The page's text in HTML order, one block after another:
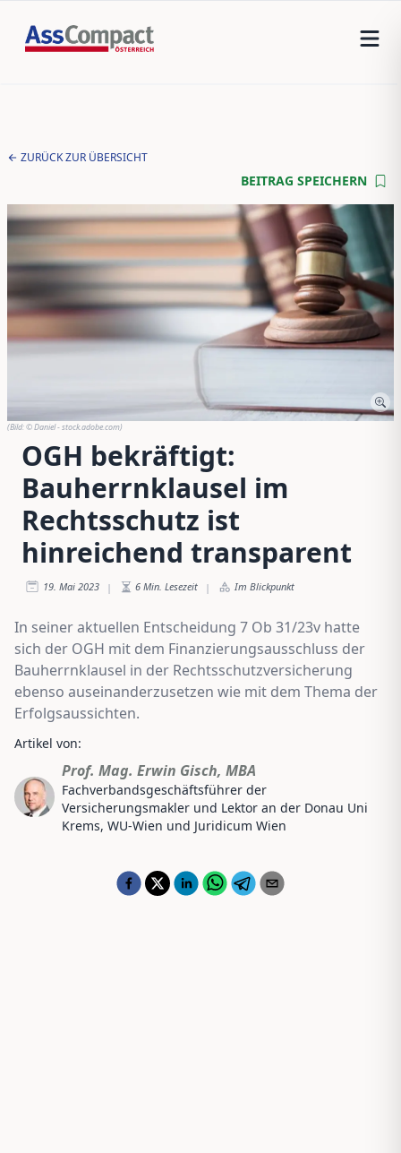
ZURÜCK ZUR ÜBERSICHT
BEITRAG SPEICHERN
(Bild:© Daniel - stock.adobe.com)
OGH bekräftigt:
Bauherrnklausel im
Rechtsschutz ist
hinreichend transparent
19. Mai 2023 | 6 Min. Lesezeit | Im Blickpunkt
In seiner aktuellen Entscheidung 7 Ob 31/23v hatte
sich der OGH mit dem Finanzierungsausschluss der
Bauherrnklausel in der Rechtsschutzversicherung
ebenso auseinanderzusetzen wie mit dem Thema der
Erfolgsaussichten.
Artikel von:
Prof. Mag. Erwin Gisch, MBA
Fachverbandsgeschäftsführer der
Versicherungsmakler und Lektor an der Donau Uni
Krems, WU-Wien und Juridicum Wien